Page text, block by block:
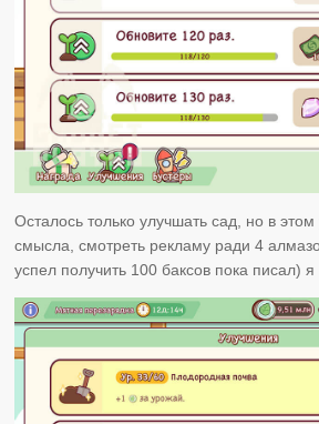
Осталось только улучшать сад, но в этом
смысла, смотреть рекламу ради 4
успел получить 100 баксов пока писал) я